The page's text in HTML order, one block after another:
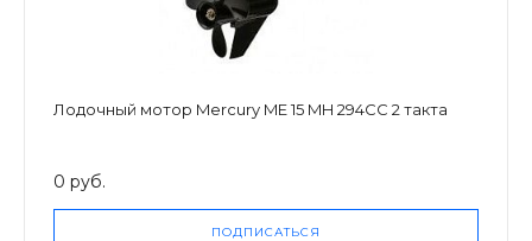
Лодочный мотор Mercury ME 15 MH 294CC 2 такта
0 руб.
ПОДПИСАТЬСЯ